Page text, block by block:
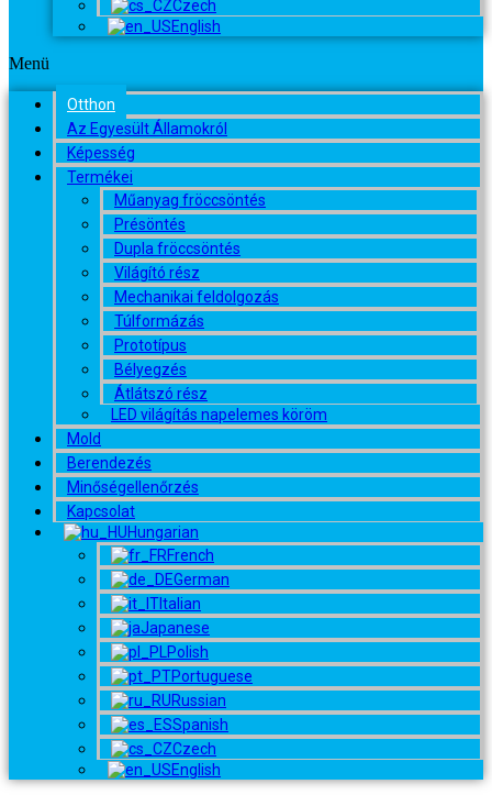
Czech
English
Menü
Otthon
Az Egyesült Államokról
Képesség
Termékei
Műanyag fröccsöntés
Présöntés
Dupla fröccsöntés
Világító rész
Mechanikai feldolgozás
Túlformázás
Prototípus
Bélyegzés
Átlátszó rész
LED világítás napelemes köröm
Mold
Berendezés
Minőségellenőrzés
Kapcsolat
Hungarian
French
German
Italian
Japanese
Polish
Portuguese
Russian
Spanish
Czech
English